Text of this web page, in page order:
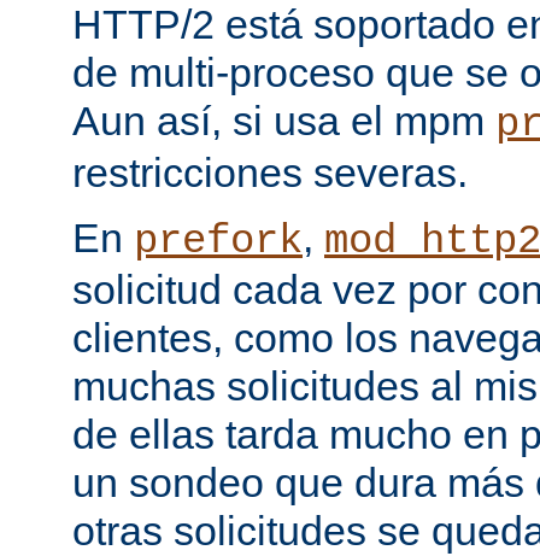
HTTP/2 está soportado
de multi-proceso que se
Aun así, si usa el mpm
restricciones severas.
En prefork, mod_http2
solicitud cada vez por
clientes, como los
muchas solicitudes al
de ellas tarda mucho en
un sondeo que dura
otras solicitudes se